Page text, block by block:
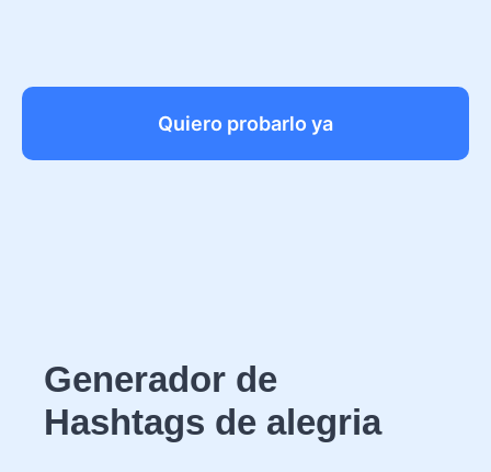
Quiero probarlo ya
Generador de
Hashtags de alegria